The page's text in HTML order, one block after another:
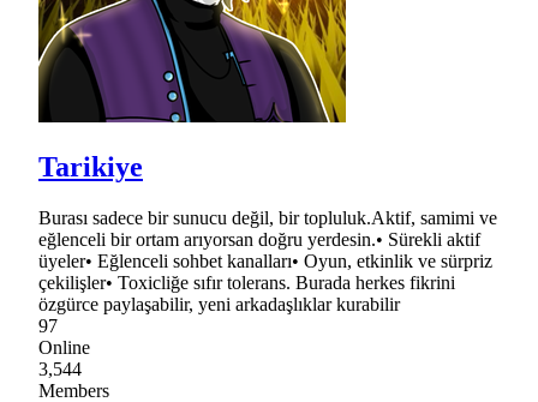
Tarikiye
Burası sadece bir sunucu değil, bir topluluk.Aktif, samimi ve
eğlenceli bir ortam arıyorsan doğru yerdesin.• Sürekli aktif
üyeler• Eğlenceli sohbet kanalları• Oyun, etkinlik ve sürpriz
çekilişler• Toxicliğe sıfır tolerans. Burada herkes fikrini
özgürce paylaşabilir, yeni arkadaşlıklar kurabilir
97
Online
3,544
Members